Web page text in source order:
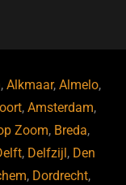
,Alkmaar,Almelo,
,Amsterdam,
Zoom, Breda,
, Delfzijl , Den
, Dordrecht,